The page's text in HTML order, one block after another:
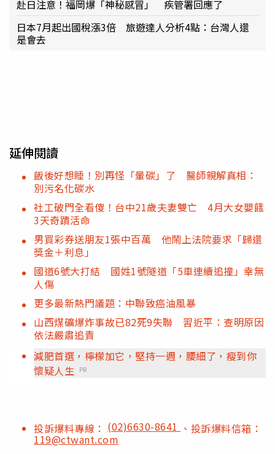
赴日注意！福岡爆「神秘感冒」 疾管署回應了
日本7月起出國稅漲3倍 旅遊達人分析4點：台灣人還
是會去
延伸閱讀
飯後好想睡！別再怪「暈碳」了 醫師親解真相：
別污名化碳水
社工破門全看傻！台中21歲夫妻雙亡 4月大女嬰餓
3天奇蹟活命
男買彩券送朋友1張中百萬 他鬧上法院要求「歸還
獎金＋利息」
國道6號大打結 國姓1號隧道「5車連續追撞」幸無
人傷
更多最新熱門議題：中聯致癌油風暴
山西煤礦爆炸事故已82死9失聯 習近平：查明原因
依法嚴肅追責
減肥首選，檸檬加它，堅持一週，腰細了，瘦到你
懷疑人生
PR
投訴爆料專線： (02)6630-8641 、投訴爆料信箱：
119@ctwant.com